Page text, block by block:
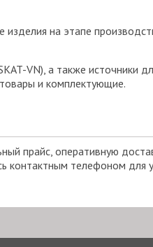
на этапе
VN), а также источники
и комплектующие.
прайс, оперативную
контактным телефоном для